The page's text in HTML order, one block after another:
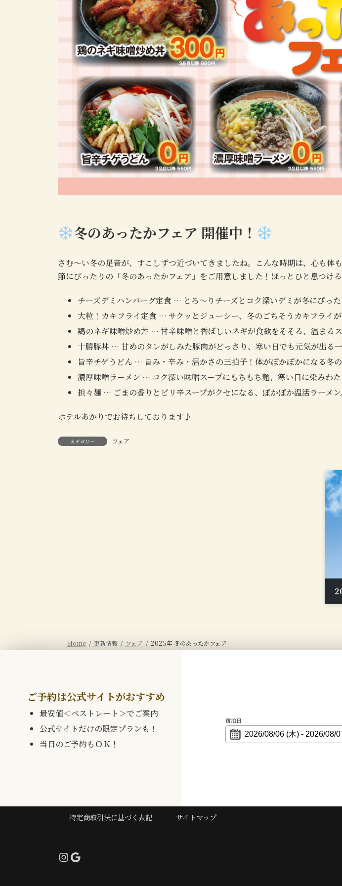
冬のあったかフェア 開催中！
さむ〜い冬の足音が、すこしずつ近づいてきましたね。こんな時期は、心も
節にぴったりの「冬のあったかフェア」をご用意しました！ほっとひと息つけ
チーズデミハンバーグ定食 … とろ～りチーズとコク深いデミが冬にぴった
大粒！カキフライ定食 … サクッとジューシー、冬のごちそうカキフライが
鶏のネギ味噌炒め丼 … 甘辛味噌と香ばしいネギが食欲をそそる、温まるス
十勝豚丼 … 甘めのタレがしみた豚肉がどっさり、寒い日でも元気が出る一
旨辛チゲうどん … 旨み・辛み・温かさの三拍子！体がぽかぽかになる冬の
濃厚味噌ラーメン … コク深い味噌スープにもちもち麺、寒い日に染みわた
担々麺 … ごまの香りとピリ辛スープがクセになる、ぽかぽか温活ラーメン
ホテルあかりでお待ちしております♪
カテゴリー フェア
Home 更新情報 フェア 2025年 冬のあったかフェア
ご予約は公式サイトがおすすめ
最安値＜ベストレート＞でご案内
公式サイトだけの限定プランも！
当日のご予約もＯＫ！
宿泊日
特定商取引法に基づく表記 サイトマップ
Instagram
Google